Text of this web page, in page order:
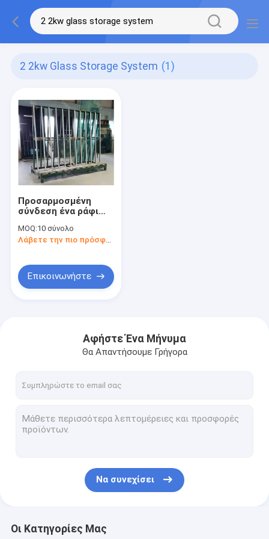
2 2kw Glass Storage System (1)
Προσαρμοσμένη
σύνδεση ένα ράφι
τύπων με Forklift το
φορτηγό
MOQ:10 σύνολο
Λάβετε την πιο πρόσφατη τιμή
Επικοινωνήστε
Αφήστε Ένα Μήνυμα
Θα Απαντήσουμε Γρήγορα
Να συνεχίσει
Οι Κατηγορίες Μας